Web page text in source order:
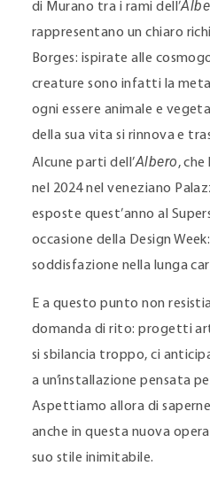
di Murano tra i rami dell’
rappresentano un chiaro
Borges: ispirate alle
creature sono infatti la
ogni essere animale e
della sua vita si rinnova e
Alcune parti dell’Albero,
nel 2024 nel veneziano
esposte quest’anno al
occasione della Design
soddisfazione nella lunga
E a questo punto non
domanda di rito: progetti
si sbilancia troppo, ci
a un’installazione pensata
Aspettiamo allora di
anche in questa nuova
suo stile inimitabile.